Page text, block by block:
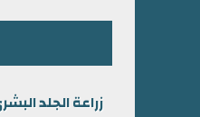
زراعة الجلد